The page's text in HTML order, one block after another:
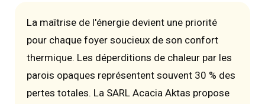
La maîtrise de l'énergie devient une priorité
pour chaque foyer soucieux de son confort
thermique. Les déperditions de chaleur par les
parois opaques représentent souvent 30 % des
pertes totales. La SARL Acacia Aktas propose